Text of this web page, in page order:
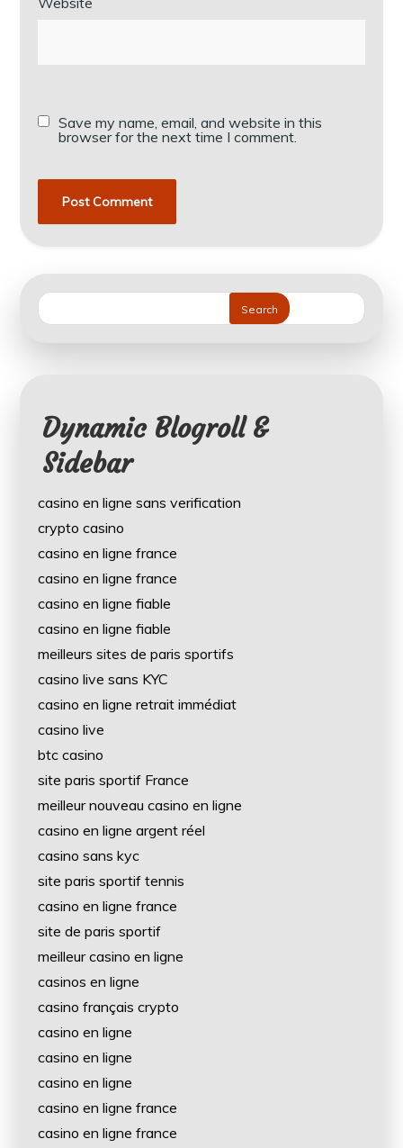
Save my name, email, and website in this
browser for the next time I comment.
Search
Dynamic Blogroll &
Sidebar
casino en ligne sans verification
crypto casino
casino en ligne france
casino en ligne france
casino en ligne fiable
casino en ligne fiable
meilleurs sites de paris sportifs
casino live sans KYC
casino en ligne retrait immédiat
casino live
btc casino
site paris sportif France
meilleur nouveau casino en ligne
casino en ligne argent réel
casino sans kyc
site paris sportif tennis
casino en ligne france
site de paris sportif
meilleur casino en ligne
casinos en ligne
casino français crypto
casino en ligne
casino en ligne
casino en ligne
casino en ligne france
casino en ligne france